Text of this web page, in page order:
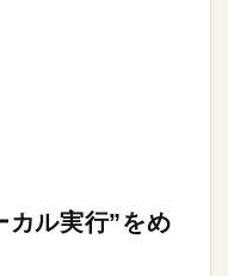
カル実行”をめ